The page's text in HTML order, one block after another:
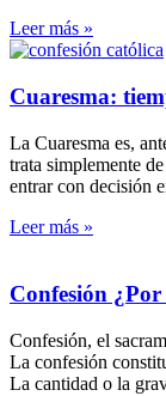
Leer más »
Cuaresma:
La Cuaresma es,
trata simplemente
entrar con decisión
Leer más »
Confesión
Confesión, el
La confesión
La cantidad o la